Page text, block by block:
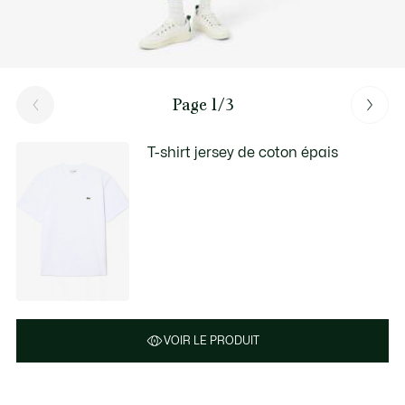
Page 1/3
T-shirt jersey de coton épais
VOIR LE PRODUIT